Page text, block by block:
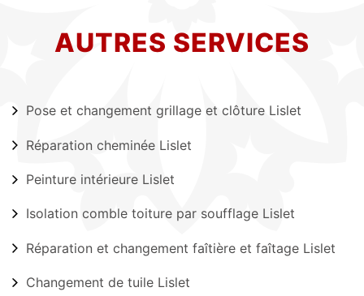
AUTRES SERVICES
Pose et changement grillage et clôture Lislet
Réparation cheminée Lislet
Peinture intérieure Lislet
Isolation comble toiture par soufflage Lislet
Réparation et changement faîtière et faîtage Lislet
Changement de tuile Lislet